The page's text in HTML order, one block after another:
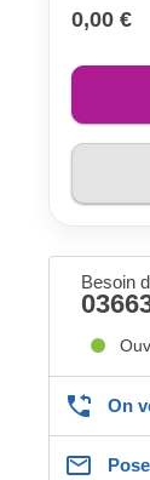
0,00 €
Besoin
On